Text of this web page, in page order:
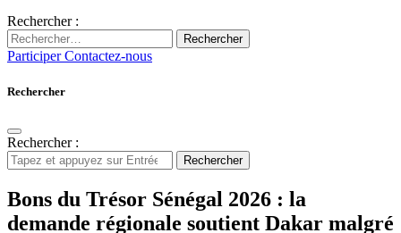
Rechercher :
Rechercher
ParticiperContactez-nous
Rechercher
Rechercher :
Rechercher
Bons du Trésor Sénégal 2026 : la
demande régionale soutient Dakar malgré